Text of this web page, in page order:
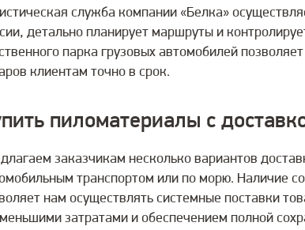
служба компании «Белка»
детально планирует маршруты и
парка грузовых автомобилей
клиентам точно в срок.
пиломатериалы с
заказчикам несколько вариантов
транспортом или по морю. Наличие
нам осуществлять системные поставки
затратами и обеспечением полной